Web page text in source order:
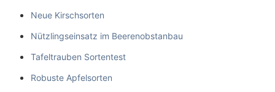
Neue Kirschsorten
Nützlingseinsatz im Beerenobstanbau
Tafeltrauben Sortentest
Robuste Apfelsorten